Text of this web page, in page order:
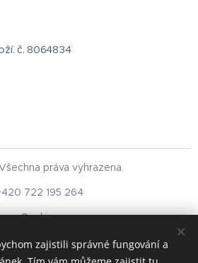
č. 8064834
práva vyhrazena
722 195 264
Cookies
Měnazajistili správné fungování a